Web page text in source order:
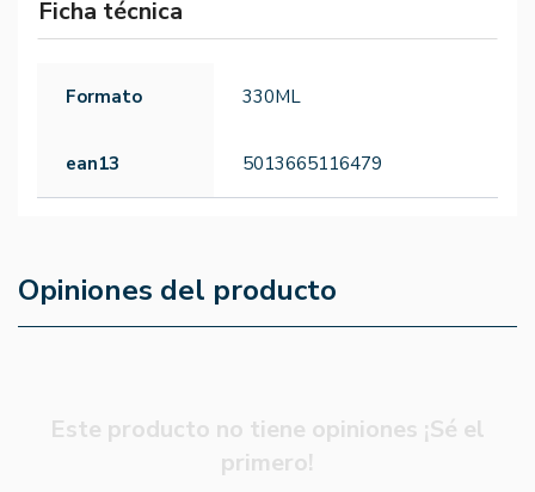
Ficha técnica
Formato 330ML
ean13 5013665116479
Opiniones del producto
Este producto no tiene opiniones ¡Sé el
primero!